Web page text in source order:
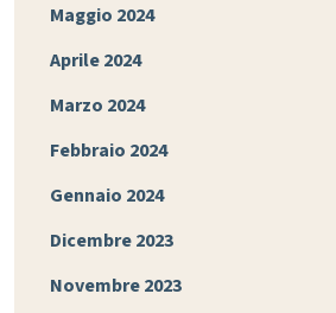
Maggio 2024
Aprile 2024
Marzo 2024
Febbraio 2024
Gennaio 2024
Dicembre 2023
Novembre 2023